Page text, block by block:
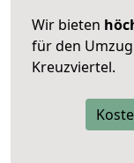
Wir bieten
für den
Kreuzviertel.